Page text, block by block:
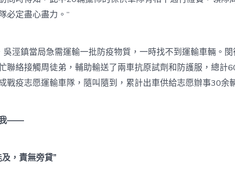
必定盡心盡力。”
鎮當局急需運輸一批防疫物質，一時找不到運輸車輛。閔
聯絡接觸周徒弟，輔助輸送了兩車抗原試劑和防護服，總計
戰疫志愿運輸車隊，隨叫隨到，累計出車供給志愿辦事30余
我——
，責無旁貸”